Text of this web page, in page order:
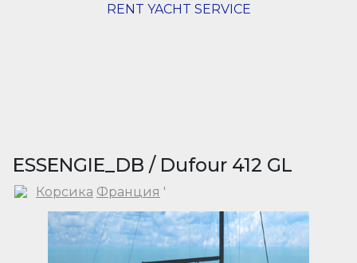
RENT YACHT SERVICE
ESSENGIE_DB / Dufour 412 GL
Корсика Франция '